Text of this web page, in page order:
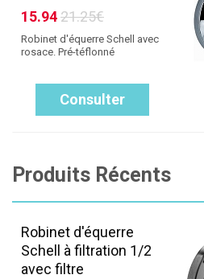
15.9421.25€
Robinet d'équerre Schell avec
rosace. Pré-téflonné
Consulter
Produits Récents
Robinet d'équerre
Schell à filtration 1/2
avec filtre